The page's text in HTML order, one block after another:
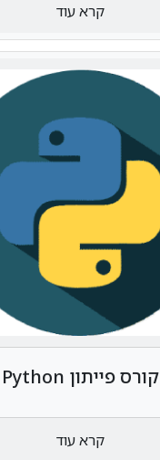
קרא עוד
קורס פייתון Python
קרא עוד